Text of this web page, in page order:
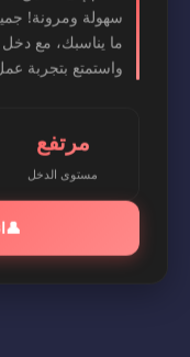
سهولة ومرونة!
ما يناسبك، مع
واستمتع بتجربة
مرتفع
مستوى الدخل
👤